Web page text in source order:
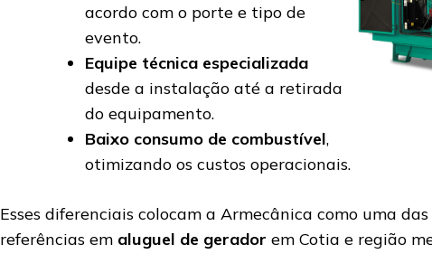
acordo com o porte e tipo de
evento.
Equipe técnica especializada
desde a instalação até a retirada
do equipamento.
Baixo consumo de combustível,
otimizando os custos operacionais.
Esses diferenciais colocam a Armecânica como uma
referências em aluguel de gerador em Cotia e região